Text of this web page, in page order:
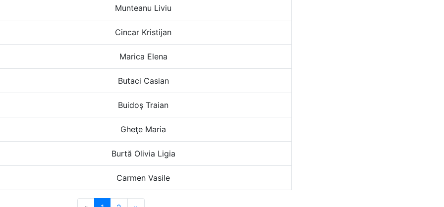
Munteanu Liviu
Cincar Kristijan
Marica Elena
Butaci Casian
Buidoş Traian
Gheţe Maria
Burtă Olivia Ligia
Carmen Vasile